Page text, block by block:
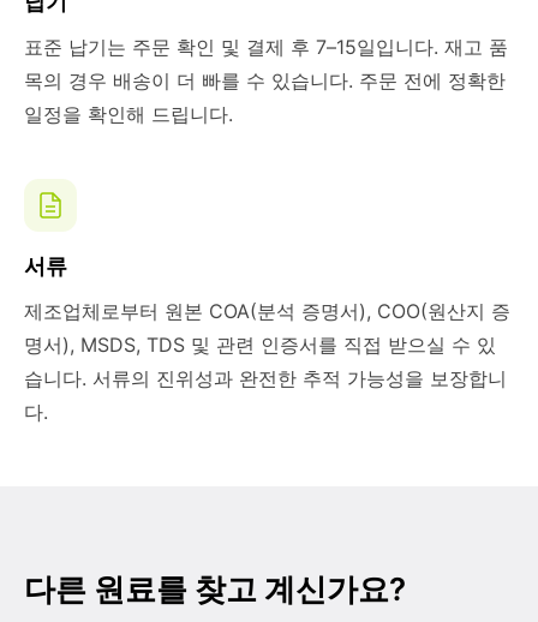
표준 납기는 주문 확인 및 결제 후 7–15일입니다. 재고 품
목의 경우 배송이 더 빠를 수 있습니다. 주문 전에 정확한
일정을 확인해 드립니다.
서류
제조업체로부터 원본 COA(분석 증명서), COO(원산지 증
명서), MSDS, TDS 및 관련 인증서를 직접 받으실 수 있
습니다. 서류의 진위성과 완전한 추적 가능성을 보장합니
다.
다른 원료를 찾고 계신가요?